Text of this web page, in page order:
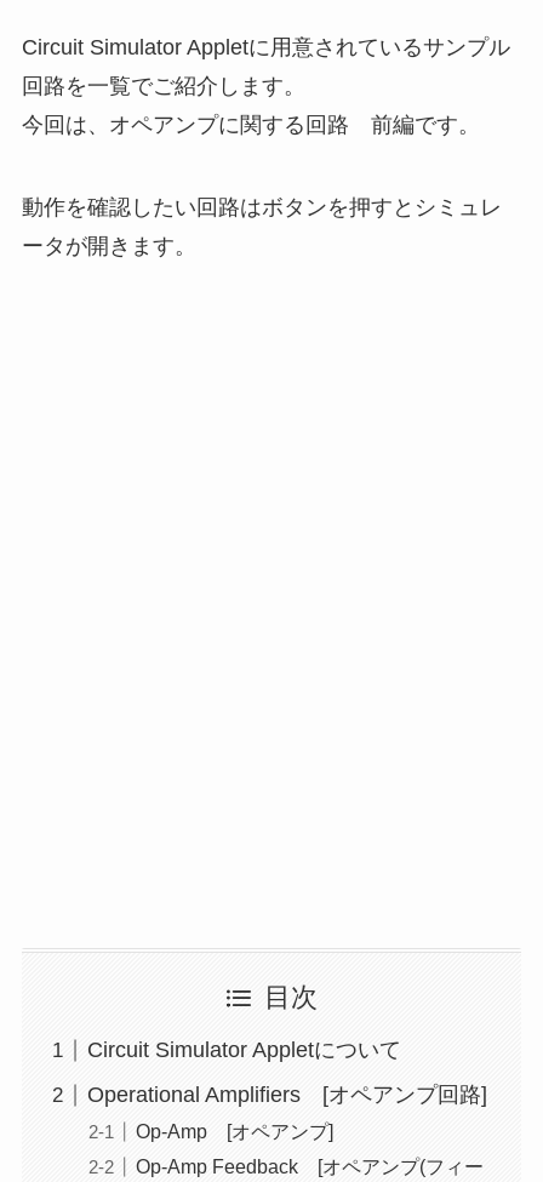
Circuit Simulator Appletに用意されているサンプル
回路を一覧でご紹介します。
今回は、オペアンプに関する回路 前編です。
動作を確認したい回路はボタンを押すとシミュレ
ータが開きます。
目次
Circuit Simulator Appletについて
Operational Amplifiers [オペアンプ回路]
Op-Amp [オペアンプ]
Op-Amp Feedback [オペアンプ(フィー